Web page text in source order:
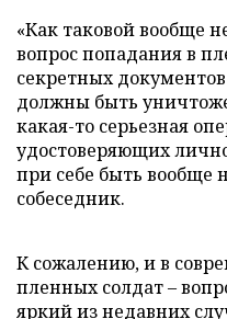
«Как таковой вообще
вопрос попадания в
секретных
должны быть
какая-то серьезная
удостоверяющих
при себе быть вообще
собеседник.
К сожалению, и в
пленных солдат –
яркий из недавних